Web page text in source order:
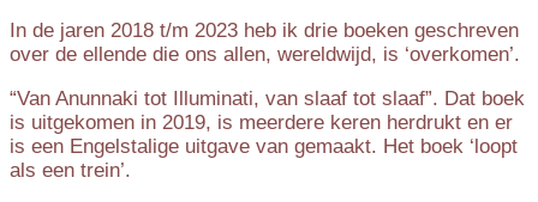
In de jaren 2018 t/m 2023 heb ik drie boeken geschreven
over de ellende die ons allen, wereldwijd, is ‘overkomen’.
“Van Anunnaki tot Illuminati, van slaaf tot slaaf”. Dat boek
is uitgekomen in 2019, is meerdere keren herdrukt en er
is een Engelstalige uitgave van gemaakt. Het boek ‘loopt
als een trein’.